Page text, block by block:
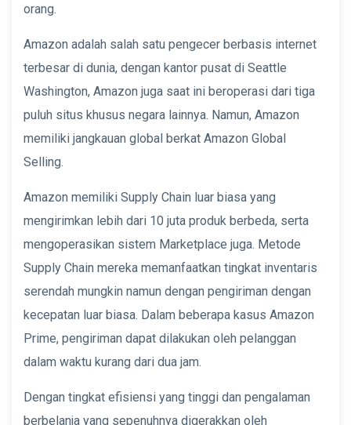
orang.
Amazon adalah salah satu pengecer berbasis internet
terbesar di dunia, dengan kantor pusat di Seattle
Washington, Amazon juga saat ini beroperasi dari tiga
puluh situs khusus negara lainnya. Namun, Amazon
memiliki jangkauan global berkat Amazon Global
Selling.
Amazon memiliki Supply Chain luar biasa yang
mengirimkan lebih dari 10 juta produk berbeda, serta
mengoperasikan sistem Marketplace juga. Metode
Supply Chain mereka memanfaatkan tingkat inventaris
serendah mungkin namun dengan pengiriman dengan
kecepatan luar biasa. Dalam beberapa kasus Amazon
Prime, pengiriman dapat dilakukan oleh pelanggan
dalam waktu kurang dari dua jam.
Dengan tingkat efisiensi yang tinggi dan pengalaman
berbelanja yang sepenuhnya digerakkan oleh